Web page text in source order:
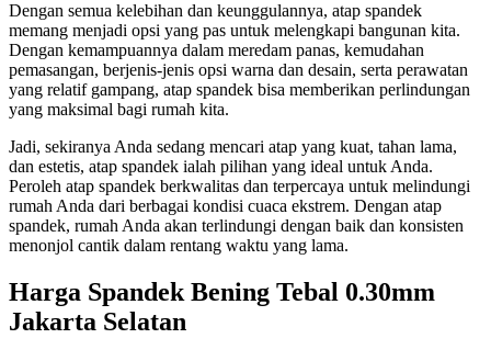
Dengan semua kelebihan dan keunggulannya, atap spandek
memang menjadi opsi yang pas untuk melengkapi bangunan kita.
Dengan kemampuannya dalam meredam panas, kemudahan
pemasangan, berjenis-jenis opsi warna dan desain, serta perawatan
yang relatif gampang, atap spandek bisa memberikan perlindungan
yang maksimal bagi rumah kita.
Jadi, sekiranya Anda sedang mencari atap yang kuat, tahan lama,
dan estetis, atap spandek ialah pilihan yang ideal untuk Anda.
Peroleh atap spandek berkwalitas dan terpercaya untuk melindungi
rumah Anda dari berbagai kondisi cuaca ekstrem. Dengan atap
spandek, rumah Anda akan terlindungi dengan baik dan konsisten
menonjol cantik dalam rentang waktu yang lama.
Harga Spandek Bening Tebal 0.30mm
Jakarta Selatan